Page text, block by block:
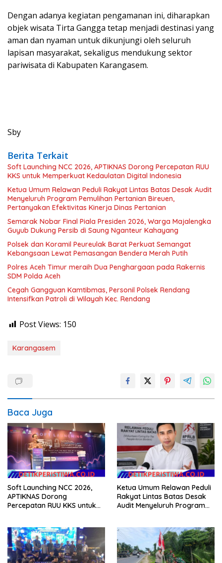
Dengan adanya kegiatan pengamanan ini, diharapkan
objek wisata Tirta Gangga tetap menjadi destinasi yang
aman dan nyaman untuk dikunjungi oleh seluruh
lapisan masyarakat, sekaligus mendukung sektor
pariwisata di Kabupaten Karangasem.
Sby
Berita Terkait
Soft Launching NCC 2026, APTIKNAS Dorong Percepatan RUU
KKS untuk Memperkuat Kedaulatan Digital Indonesia
Ketua Umum Relawan Peduli Rakyat Lintas Batas Desak Audit
Menyeluruh Program Pemulihan Pertanian Bireuen,
Pertanyakan Efektivitas Kinerja Dinas Pertanian
Semarak Nobar Final Piala Presiden 2026, Warga Majalengka
Guyub Dukung Persib di Saung Nganteur Kahayang
Polsek dan Koramil Peureulak Barat Perkuat Semangat
Kebangsaan Lewat Pemasangan Bendera Merah Putih
Polres Aceh Timur meraih Dua Penghargaan pada Rakernis
SDM Polda Aceh
Cegah Gangguan Kamtibmas, Personil Polsek Rendang
Intensifkan Patroli di Wilayah Kec. Rendang
Post Views: 150
Karangasem
Baca Juga
Soft Launching NCC 2026,
APTIKNAS Dorong
Percepatan RUU KKS untuk
Ketua Umum Relawan Peduli
Rakyat Lintas Batas Desak
Audit Menyeluruh Program
Kinerja Dinas Pertanian